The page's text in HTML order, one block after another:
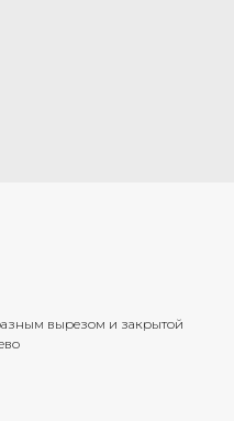
вырезом и закрытой